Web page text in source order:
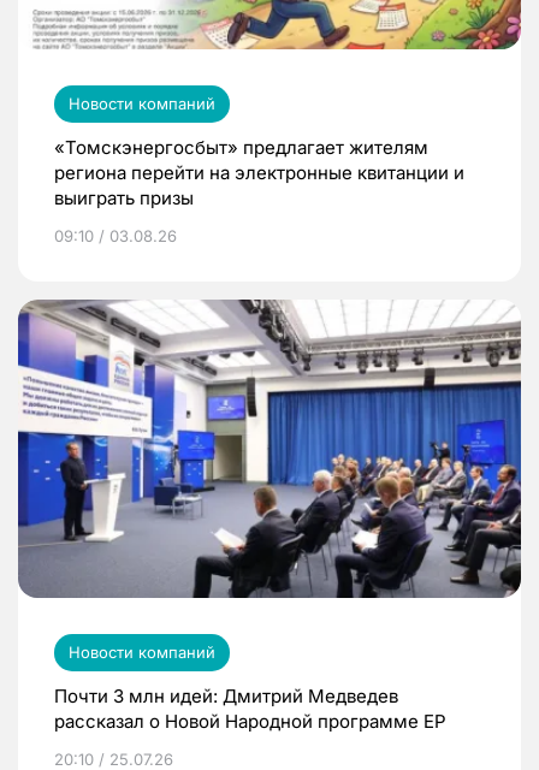
Новости компаний
«Томскэнергосбыт» предлагает жителям
региона перейти на электронные квитанции и
выиграть призы
09:10 / 03.08.26
Новости компаний
Почти 3 млн идей: Дмитрий Медведев
рассказал о Новой Народной программе ЕР
20:10 / 25.07.26